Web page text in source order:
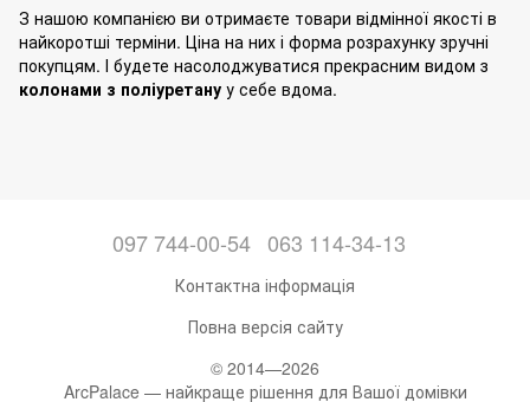
З нашою компанією ви отримаєте товари відмінної якості в
найкоротші терміни. Ціна на них і форма розрахунку зручні
покупцям. І будете насолоджуватися прекрасним видом з
колонами з поліуретану у себе вдома.
097 744-00-54 063 114-34-13
Контактна інформація
Повна версія сайту
© 2014—2026
ArcPalace — найкраще рішення для Вашої домівки